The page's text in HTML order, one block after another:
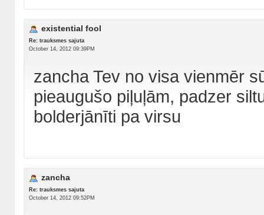
existential fool
Re: trauksmes sajuta
October 14, 2012 09:39PM
zancha Tev no visa vienmēr
pieaugušo piļuļām, padzer
bolderjānīti pa virsu
zancha
Re: trauksmes sajuta
October 14, 2012 09:52PM